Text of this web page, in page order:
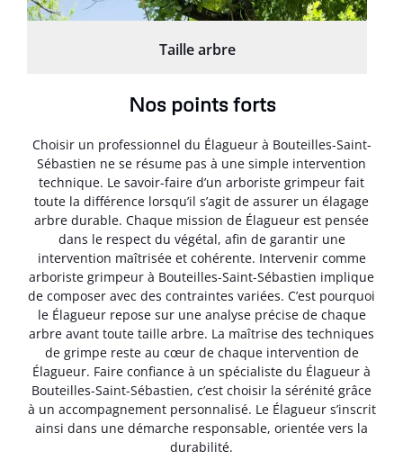
Taille arbre
Nos points forts
Choisir un professionnel du Élagueur à Bouteilles-Saint-
Sébastien ne se résume pas à une simple intervention
technique. Le savoir-faire d’un arboriste grimpeur fait
toute la différence lorsqu’il s’agit de assurer un élagage
arbre durable. Chaque mission de Élagueur est pensée
dans le respect du végétal, afin de garantir une
intervention maîtrisée et cohérente. Intervenir comme
arboriste grimpeur à Bouteilles-Saint-Sébastien implique
de composer avec des contraintes variées. C’est pourquoi
le Élagueur repose sur une analyse précise de chaque
arbre avant toute taille arbre. La maîtrise des techniques
de grimpe reste au cœur de chaque intervention de
Élagueur. Faire confiance à un spécialiste du Élagueur à
Bouteilles-Saint-Sébastien, c’est choisir la sérénité grâce
à un accompagnement personnalisé. Le Élagueur s’inscrit
ainsi dans une démarche responsable, orientée vers la
durabilité.